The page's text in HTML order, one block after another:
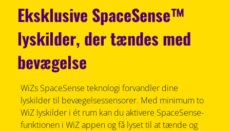
Eksklusive SpaceSense™
lyskilder, der tændes med
bevægelse
WiZs SpaceSense teknologi forvandler dine
lyskilder til bevægelsessensorer. Med minimum to
WiZ lyskilder i ét rum kan du aktivere SpaceSense-
funktionen i WiZ appen og få lyset til at tænde og